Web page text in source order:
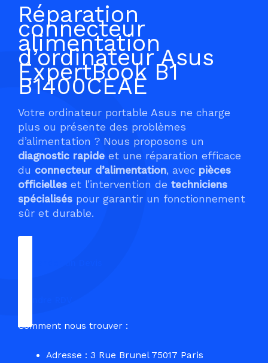
Réparation
connecteur
alimentation
d’ordinateur Asus
ExpertBook B1
B1400CEAE
Votre ordinateur portable Asus ne charge
plus ou présente des problèmes
d’alimentation ? Nous proposons un
diagnostic rapide et une réparation efficace
du connecteur d’alimentation, avec pièces
officielles et l’intervention de techniciens
spécialisés pour garantir un fonctionnement
sûr et durable.
Comment nous trouver :
Adresse : 3 Rue Brunel 75017 Paris